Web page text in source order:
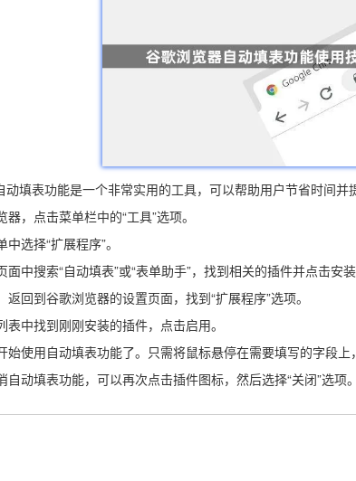
动填表功能是一个非常实用的工具，可以帮助用户节省时间并
，点击菜单栏中的“工具”选项。
选择“扩展程序”。
中搜索“自动填表”或“表单助手”，找到相关的插件并点击安装
回到谷歌浏览器的设置页面，找到“扩展程序”选项。
表中找到刚刚安装的插件，点击启用。
始使用自动填表功能了。只需将鼠标悬停在需要填写的字段
自动填表功能，可以再次点击插件图标，然后选择“关闭”选项。